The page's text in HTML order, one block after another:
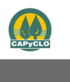
Saltar
al
contenido